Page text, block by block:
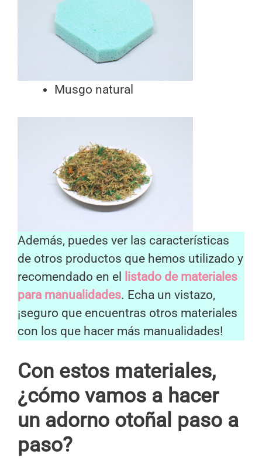
Musgo natural
Además, puedes ver las características
de otros productos que hemos utilizado y
recomendado en el
listado de materiales
para manualidades. Echa un vistazo,
¡seguro que encuentras otros materiales
con los que hacer más manualidades!
Con estos materiales,
¿cómo vamos a hacer
un adorno otoñal paso a
paso?